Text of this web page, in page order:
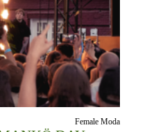
Female Moda